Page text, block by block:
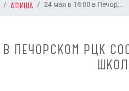
АФИША 24 мая в 18:00 в Печор...
ПЕЧОРСКОМ РЦК